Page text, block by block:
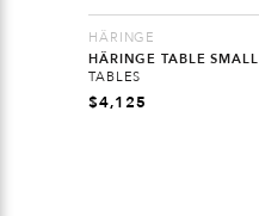
HÄRINGE
HÄRINGE TABLE SMALL
TABLES
$4,125